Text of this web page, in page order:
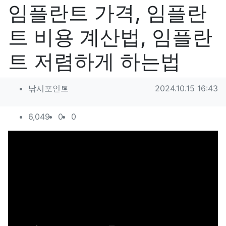
임플란트 가격, 임플란
트 비용 계산법, 임플란
트 저렴하게 하는법
작성자 정보
낚시포인트 작성일
2024.10.15 16:43
컨텐츠 정보
6,049조회
0추천
0